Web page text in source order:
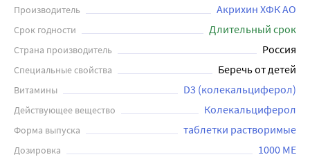
синтезу витаминов в организме. Таблетки нужно
растворять в воде. Не рекомендуется превышать
привести к нежелательным побочным эффектам. Перед
применением необходимо проконсультироваться с
врачом.
Производитель Акрихин ХФК АО
Срок годности Длительный срок
Страна производитель Россия
Специальные свойства Беречь от детей
Витамины D3 (колекальциферол)
Действующее вещество Колекальциферол
Форма выпуска таблетки растворимые
Дозировка 1000 МЕ